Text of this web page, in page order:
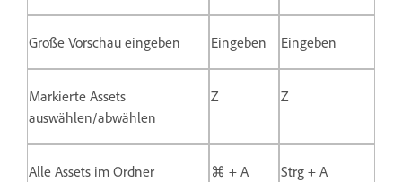
Große Vorschau eingeben Eingeben Eingeben
Markierte Assets
auswählen/abwählen
Z Z
Alle Assets im Ordner
⌘ + A Strg + A